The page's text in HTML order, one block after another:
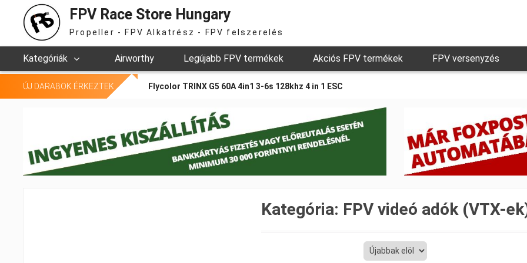
FPV Race Store Hungary
Propeller - FPV Alkatrész - FPV felszerelés
Kategóriák Airworthy Legújabb FPV termékek Akciós FPV termékek FPV versenyzés
ÚJ DARABOK ÉRKEZTEK Flycolor TRINX G5 60A 4in1 3-6s 128khz 4 in 1 ESC
Kategória: FPV videó adók (VTX-